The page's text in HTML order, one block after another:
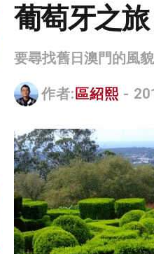
葡萄牙之旅
要尋找舊日澳門的風
作者: 區紹熙 -